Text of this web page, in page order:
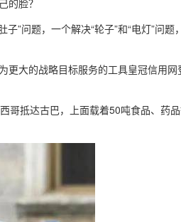
的脸？
”问题，一个解决“轮子”和“电灯”问
大的战略目标服务的工具皇冠信用
哥抵达古巴，上面载着50吨食品、药